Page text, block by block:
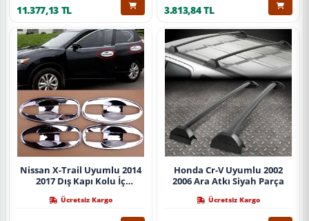
11.377,13 TL 3.813,84 TL
Nissan X-Trail Uyumlu 2014
2017 Dış Kapı Kolu İç
Ücretsiz Kargo
Honda Cr-V Uyumlu 2002
2006 Ara Atkı Siyah Parça
Ücretsiz Kargo